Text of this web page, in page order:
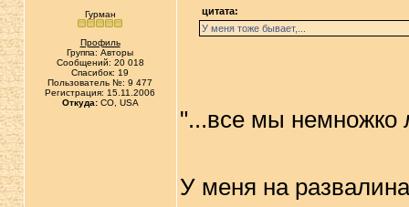
Гурман
Профиль
Группа: Авторы
Сообщений: 20 018
Спасибок: 19
Пользователь №: 9 477
Регистрация: 15.11.2006
Откуда:CO, USA
цитата:
У меня тоже бывает,...
"...все мы
У меня на